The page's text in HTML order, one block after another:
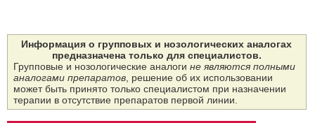
Информация о групповых и нозологических аналогах
предназначена только для специалистов.
Групповые и нозологические аналоги не являются полными
аналогами препаратов , решение об их использовании
может быть принято только специалистом при назначении
терапии в отсутствие препаратов первой линии.